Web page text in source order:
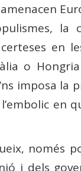
la
en
o
imposa
en
només
i dels